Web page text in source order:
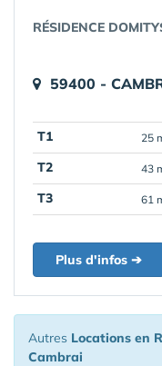
RÉSIDENCE
59400 -
T1 25
T2
43
T3
61
Plus d'infos ➔
Autres Locations en
Cambrai